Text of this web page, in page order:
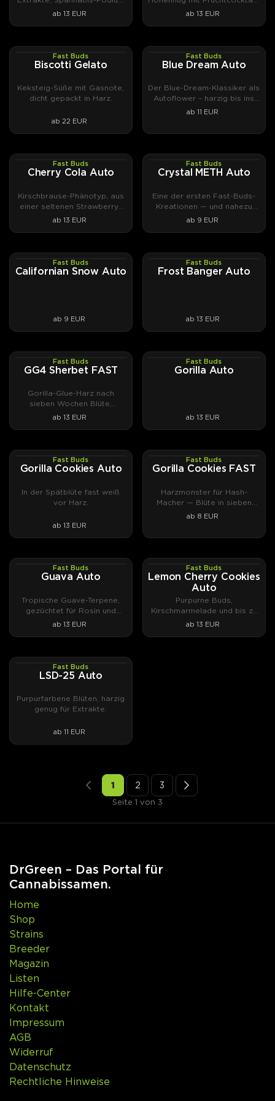
2020.
ab 13 EUR
Terpenen.
ab 13 EUR
Fast Buds
Biscotti Gelato
Keksteig-Süße mit Gasnote,
dicht gepackt in Harz.
ab 22 EUR
Fast Buds
Blue Dream Auto
Der Blue-Dream-Klassiker als
Autoflower – harzig bis ins
Blattwerk.
ab 11 EUR
Fast Buds
Cherry Cola Auto
Kirschbrause-Phänotyp, aus
einer seltenen Strawberry-
Pie-Selektion
ab 13 EUR
Fast Buds
Crystal METH Auto
Eine der ersten Fast-Buds-
Kreationen — und nahezu
halluzinatorisch.
ab 9 EUR
Fast Buds
Californian Snow Auto
ab 9 EUR
Fast Buds
Frost Banger Auto
ab 13 EUR
Fast Buds
GG4 Sherbet FAST
Gorilla-Glue-Harz nach
sieben Wochen Blüte,
cremig-nussig.
ab 13 EUR
Fast Buds
Gorilla Auto
ab 13 EUR
Fast Buds
Gorilla Cookies Auto
In der Spätblüte fast weiß
vor Harz.
ab 13 EUR
Fast Buds
Gorilla Cookies FAST
Harzmonster für Hash-
Macher — Blüte in sieben
Wochen.
ab 8 EUR
Fast Buds
Guava Auto
Tropische Guave-Terpene,
gezüchtet für Rosin und
Hasch.
ab 13 EUR
Fast Buds
Lemon Cherry Cookies
Auto
Purpurne Buds,
Kirschmarmelade und bis zu
28,5 % THC.
ab 13 EUR
Fast Buds
LSD-25 Auto
Purpurfarbene Blüten, harzig
genug für Extrakte.
ab 11 EUR
1 2 3
Seite 1 von 3
DrGreen – Das Portal für
Cannabissamen.
Home
Shop
Strains
Breeder
Magazin
Listen
Hilfe-Center
Kontakt
Impressum
AGB
Widerruf
Datenschutz
Rechtliche Hinweise